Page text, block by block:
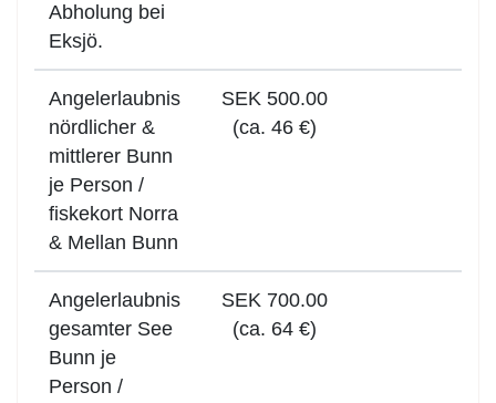
Abholung bei
Eksjö.
Angelerlaubnis
nördlicher &
mittlerer Bunn
je Person /
fiskekort Norra
& Mellan Bunn
SEK 500.00
(ca. 46 €)
Angelerlaubnis
gesamter See
Bunn je
Person /
SEK 700.00
(ca. 64 €)